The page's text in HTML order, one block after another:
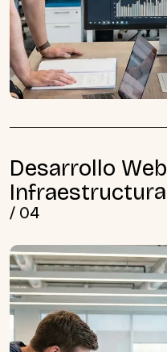
Desarrollo Web
Infraestructura
/ 04